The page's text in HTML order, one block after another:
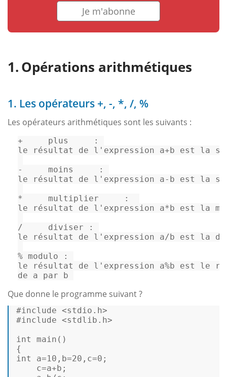
Je m'abonne
Opérations arithmétiques
1. Les opérateurs +, -, *, /, %
Les opérateurs arithmétiques sont les suivants :
+     plus     :
le résultat de l 'expression a+b est la
-     moins     :
le résultat de l 'expression a-b est la
*     multiplier     :
le résultat de l 'expression a*b est la
/     diviser :
le résultat de l 'expression a/b est la
% modulo :
le résultat de l 'expression a%b est le
de a par b
Que donne le programme suivant ?
#include <stdio.h>
#include <stdlib.h>
int
main()
int
a=10 ,b=20 ,c=0